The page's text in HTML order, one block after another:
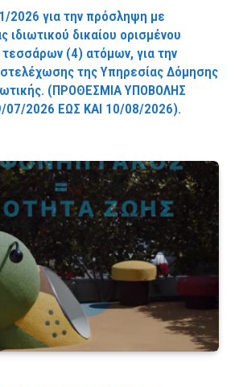
2026 για την πρόσληψη με
ιδιωτικού δικαίου ορισμένου
τεσσάρων (4) ατόμων, για την
της Υπηρεσίας Δόμησης
(ΠPOΘEΣMIA YΠOBOΛHΣ
07/2026 EΩΣ KAI 10/08/2026).